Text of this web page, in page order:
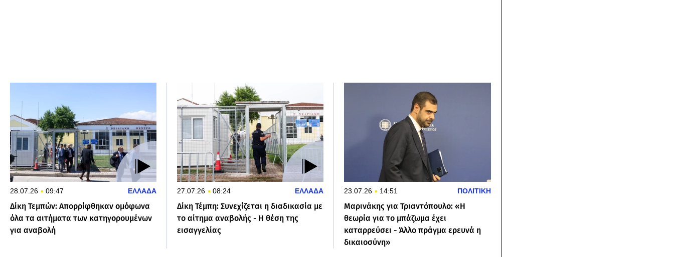
28.07.26 09:47 ΕΛΛΑΔΑ
Δίκη Τεμπών: Απορρίφθηκαν ομόφωνα
όλα τα αιτήματα των κατηγορουμένων
για αναβολή
27.07.26 08:24 ΕΛΛΑΔΑ
Δίκη Τέμπη: Συνεχίζεται η διαδικασία με
το αίτημα αναβολής - Η θέση της
εισαγγελίας
23.07.26 14:51 ΠΟΛΙΤΙΚΗ
Μαρινάκης για Τριαντόπουλο: «Η
θεωρία για το μπάζωμα έχει
καταρρεύσει - Άλλο πράγμα ερευνά η
δικαιοσύνη»